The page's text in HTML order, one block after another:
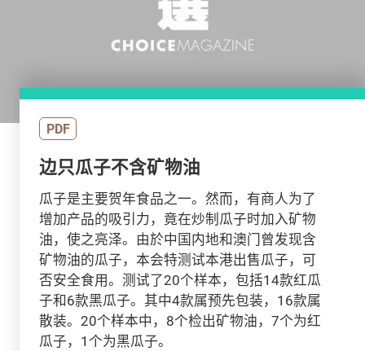
PDF
边只瓜子不含矿物油
瓜子是主要贺年食品之一。然而，有商人为了
增加产品的吸引力，竟在炒制瓜子时加入矿物
油，使之亮泽。由於中国内地和澳门曾发现含
矿物油的瓜子，本会特测试本港出售瓜子，可
否安全食用。测试了20个样本，包括14款红瓜
子和6款黑瓜子。其中4款属预先包装，16款属
散装。20个样本中，8个检出矿物油，7个为红
瓜子，1个为黑瓜子。